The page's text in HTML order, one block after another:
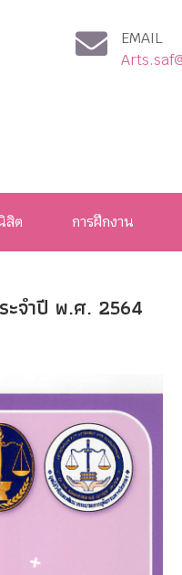
EMAIL
สิต การฝึกงาน
ะจำปี พ.ศ. 2564